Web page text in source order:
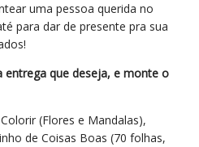
uma pessoa querida no
para dar de presente pra sua
entrega que deseja, e monte o
(Flores e Mandalas),
de Coisas Boas (70 folhas,